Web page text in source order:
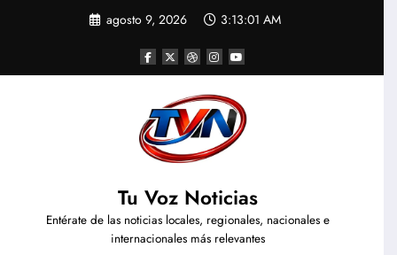
agosto 9, 2026 3:13:02 AM
Tu Voz Noticias
Entérate de las noticias locales, regionales, nacionales e
internacionales más relevantes